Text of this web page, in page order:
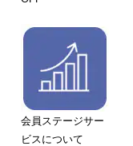
会員ステージサー
ビスについて